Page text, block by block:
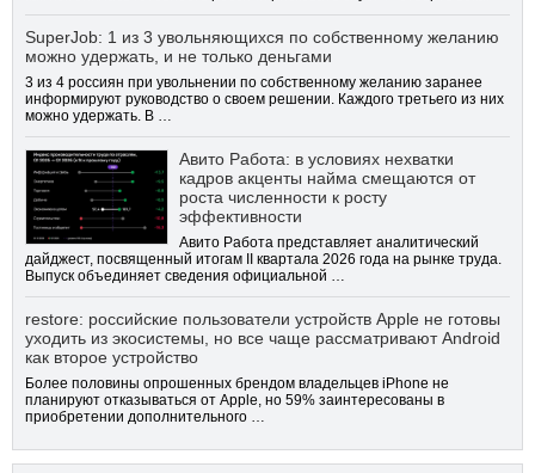
SuperJob: 1 из 3 увольняющихся по собственному желанию
можно удержать, и не только деньгами
3 из 4 россиян при увольнении по собственному желанию заранее
информируют руководство о своем решении. Каждого третьего из них
можно удержать. В …
Авито Работа: в условиях нехватки
кадров акценты найма смещаются от
роста численности к росту
эффективности
Авито Работа представляет аналитический
дайджест, посвященный итогам II квартала 2026 года на рынке труда.
Выпуск объединяет сведения официальной …
restore: российские пользователи устройств Apple не готовы
уходить из экосистемы, но все чаще рассматривают Android
как второе устройство
Более половины опрошенных брендом владельцев iPhone не
планируют отказываться от Apple, но 59% заинтересованы в
приобретении дополнительного …